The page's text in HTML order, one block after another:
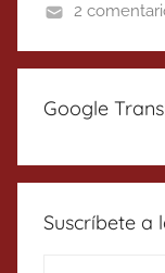
2
Google
Suscríbete a